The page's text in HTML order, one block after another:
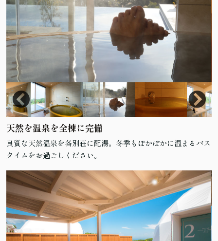
天然を温泉を全棟に完備
良質な天然温泉を各別荘に配湯。冬季もぽかぽかに温まるバス
タイムをお過ごしください。